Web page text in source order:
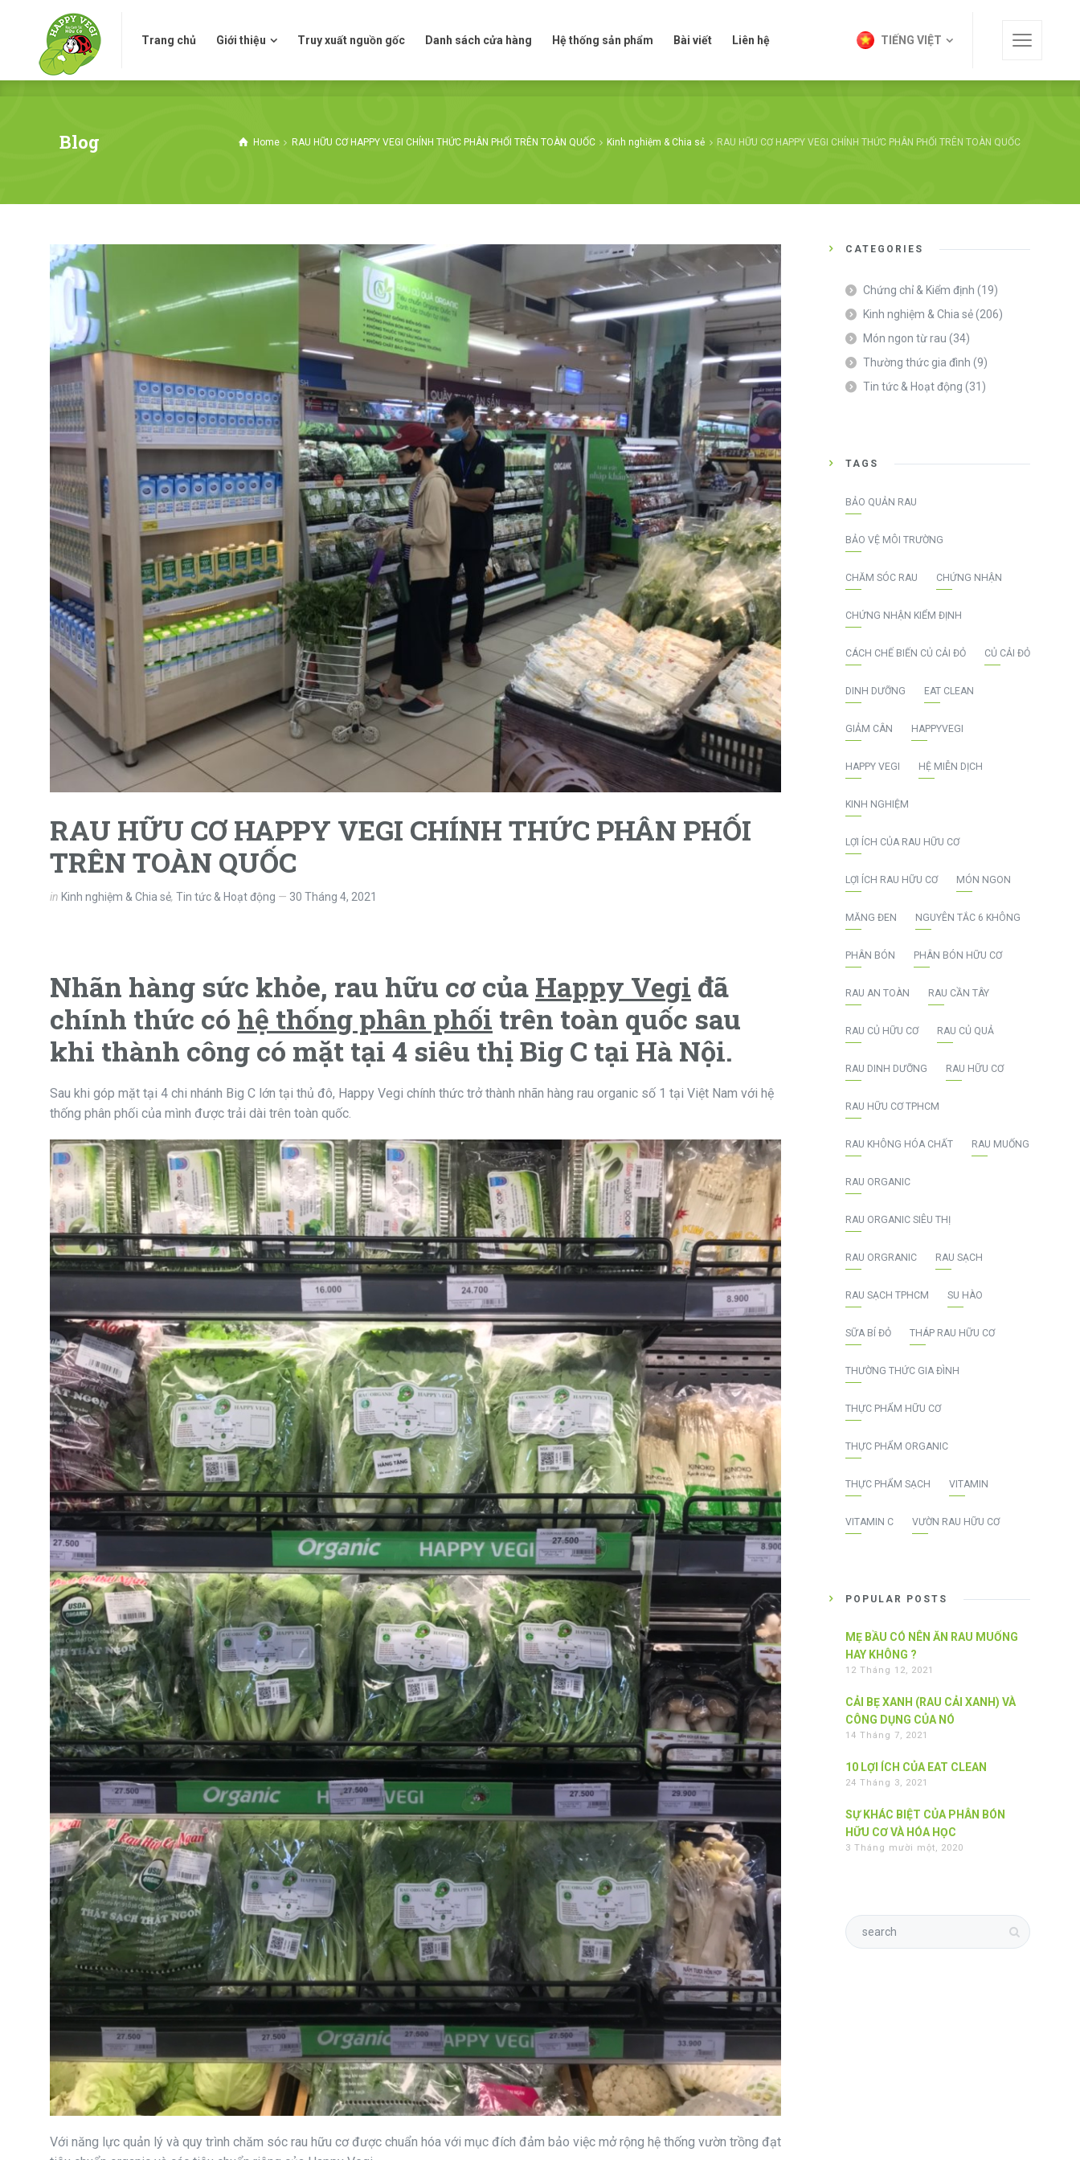
Trang chủ Giới thiệu Truy xuất nguồn gốc Danh sách cửa hàng Hệ thống sản phẩm Bài viết Liên hệ TIẾNG VIỆT
Blog Home RAU HỮU CƠ HAPPY VEGI CHÍNH THỨC PHÂN PHỐI TRÊN TOÀN QUỐC Kinh nghiệm & Chia sẻ RAU HỮU CƠ HAPPY VEGI CHÍNH THỨC PHÂN PHỐI TRÊN TOÀN QUỐC
RAU HỮU CƠ HAPPY VEGI CHÍNH THỨC PHÂN PHỐI
TRÊN TOÀN QUỐC
in Kinh nghiệm & Chia sẻ, Tin tức & Hoạt động 30 Tháng 4, 2021
Nhãn hàng sức khỏe, rau hữu cơ của Happy Vegi đã
chính thức có hệ thống phân phối trên toàn quốc sau
khi thành công có mặt tại 4 siêu thị Big C tại Hà Nội.
Sau khi góp mặt tại 4 chi nhánh Big C lớn tại thủ đô, Happy Vegi chính thức trở thành nhãn hàng rau organic số 1 tại Việt Nam với hệ
thống phân phối của mình được trải dài trên toàn quốc.
Với năng lực quản lý và quy trình chăm sóc rau hữu cơ được chuẩn hóa với mục đích đảm bảo việc mở rộng hệ thống vườn trồng đạt
CATEGORIES
Chứng chỉ & Kiểm định (19)
Kinh nghiệm & Chia sẻ(206)
Món ngon từ rau (34)
Thường thức gia đình (9)
Tin tức & Hoạt động (31)
TAGS
BẢO QUẢN RAU
BẢO VỆ MÔI TRƯỜNG
CHĂM SÓC RAU CHỨNG NHẬN
CHỨNG NHẬN KIỂM ĐỊNH
CÁCH CHẾ BIẾN CỦ CẢI ĐỎ CỦ CẢI ĐỎ
DINH DƯỠNG EAT CLEAN
GIẢM CÂN HAPPYVEGI
HAPPY VEGI HỆ MIỄN DỊCH
KINH NGHIỆM
LỢI ÍCH CỦA RAU HỮU CƠ
LỢI ÍCH RAU HỮU CƠ MÓN NGON
MĂNG ĐEN NGUYÊN TẮC 6 KHÔNG
PHÂN BÓN PHÂN BÓN HỮU CƠ
RAU AN TOÀN RAU CẦN TÂY
RAU CỦ HỮU CƠ RAU CỦ QUẢ
RAU DINH DƯỠNG RAU HỮU CƠ
RAU HỮU CƠ TPHCM
RAU KHÔNG HÓA CHẤT RAU MUỐNG
RAU ORGANIC
RAU ORGANIC SIÊU THỊ
RAU ORGRANIC RAU SẠCH
RAU SẠCH TPHCM SU HÀO
SỮA BÍ ĐỎ THÁP RAU HỮU CƠ
THƯỜNG THỨC GIA ĐÌNH
THỰC PHẨM HỮU CƠ
THỰC PHẨM ORGANIC
THỰC PHẨM SẠCH VITAMIN
VITAMIN C VƯỜN RAU HỮU CƠ
POPULAR POSTS
MẸ BẦU CÓ NÊN ĂN RAU MUỐNG
HAY KHÔNG ?
12 Tháng 12, 2021
CẢI BẸ XANH (RAU CẢI XANH) VÀ
CÔNG DỤNG CỦA NÓ
14 Tháng 7, 2021
10 LỢI ÍCH CỦA EAT CLEAN
24 Tháng 3, 2021
SỰ KHÁC BIỆT CỦA PHÂN BÓN
HỮU CƠ VÀ HÓA HỌC
3 Tháng mười một, 2020